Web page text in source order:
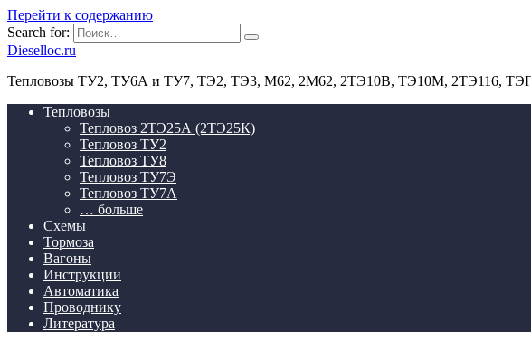
Перейти к содержанию
Search for:
Dieselloc.ru
Тепловозы ТУ2, ТУ6А и ТУ7, ТЭ2, ТЭ3, М62, 2М62, 2ТЭ10В, ТЭ10М, 2ТЭ116,
Тепловозы
Тепловоз 2ТЭ25А (2ТЭ25К)
Тепловоз ТУ2
Тепловоз ТУ8
Тепловоз ТУ7Э
Тепловоз ТУ7А
… больше
Схемы
Тормоза
Вагоны
Инструкции
Автоматика
Проводнику
Литература